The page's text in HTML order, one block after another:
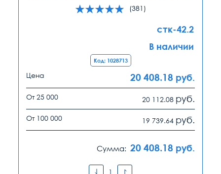
(381)
стк-42.2
В наличии
Код: 1028713
Цена 20 408.18 руб.
От 25 000 20 112.08 руб.
От 100 000 19 739.64 руб.
Сумма: 20 408.18 руб.